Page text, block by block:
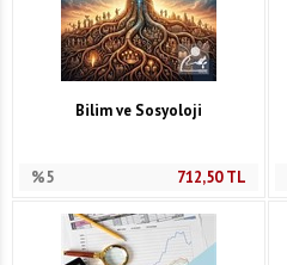
Bilim ve Sosyoloji
%5 712,50TL